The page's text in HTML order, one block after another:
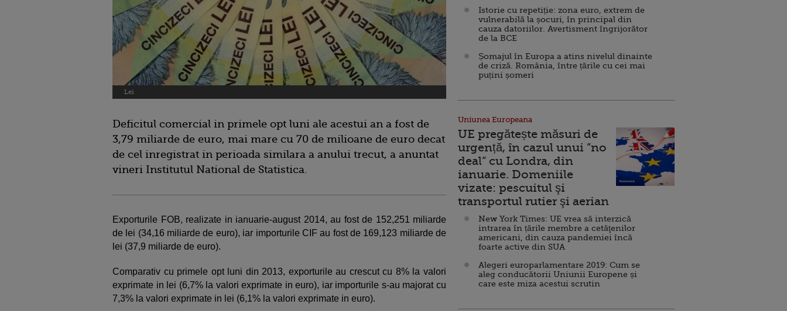
Lei
Deficitul comercial in primele opt luni ale acestui an a fost de
3,79 miliarde de euro, mai mare cu 70 de milioane de euro decat
de cel inregistrat in perioada similara a anului trecut, a anuntat
vineri Institutul National de Statistica.
Exporturile FOB, realizate in ianuarie-august 2014, au fost de 152,251 miliarde
de lei (34,16 miliarde de euro), iar importurile CIF au fost de 169,123 miliarde de
lei (37,9 miliarde de euro).
Comparativ cu primele opt luni din 2013, exporturile au crescut cu 8% la valori
exprimate in lei (6,7% la valori exprimate in euro), iar importurile s-au majorat cu
7,3% la valori exprimate in lei (6,1% la valori exprimate in euro).
Istorie cu repetiție: zona euro, extrem de
vulnerabilă la șocuri, în principal din
cauza datoriilor. Avertisment îngrijorător
de la BCE
Șomajul în Europa a atins nivelul dinainte
de criză. România, între țările cu cei mai
puțini șomeri
Uniunea Europeana
UE pregătește măsuri de
urgență, în cazul unui ”no
deal” cu Londra, din
ianuarie. Domeniile
vizate: pescuitul şi
transportul rutier şi aerian
New York Times: UE vrea să interzică
intrarea în țările membre a cetăţenilor
americani, din cauza pandemiei încă
foarte active din SUA
Alegeri europarlamentare 2019: Cum se
aleg conducătorii Uniunii Europene și
care este miza acestui scrutin